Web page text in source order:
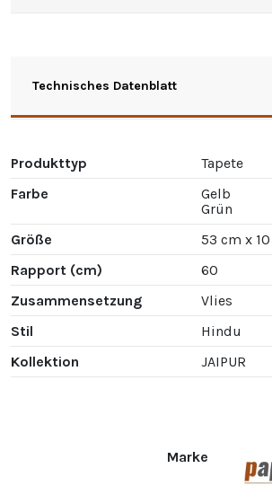
Technisches Datenblatt
Produkttyp
Tapete
Farbe
Gelb
Grün
Größe
53 cm x
Rapport (cm)
60
Zusammensetzung
Vlies
Stil
Hindu
Kollektion
JAIPUR
Marke